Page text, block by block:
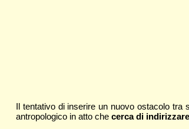
Il tentativo di inserire un nuovo ostacolo tra
antropologico in atto che cerca di